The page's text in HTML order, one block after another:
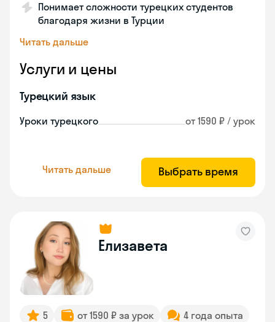
Понимает сложности турецких студентов
благодаря жизни в Турции
Читать дальше
Услуги и цены
Турецкий язык
Уроки турецкого от 1590 ₽ / урок
Читать дальше Выбрать время
Елизавета
5 от 1590 ₽ за урок
4 года опыта